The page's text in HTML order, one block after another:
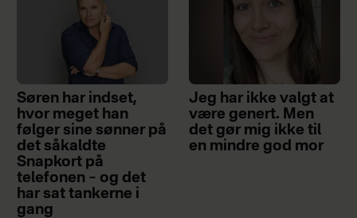
Søren har indset,
hvor meget han
følger sine sønner på
det såkaldte
Snapkort på
telefonen – og det
har sat tankerne i
gang
Jeg har ikke valgt at
være genert. Men
det gør mig ikke til
en mindre god mor